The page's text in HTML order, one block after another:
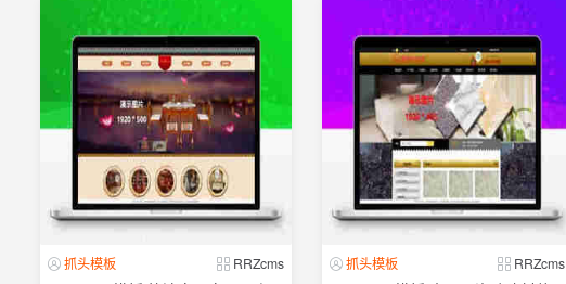
抓头模板 RRZcms 抓头模板 RRZcms